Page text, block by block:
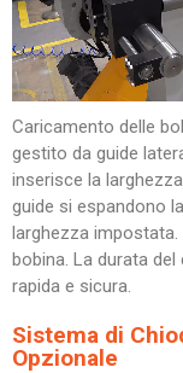
Caricamento delle
gestito da guide
inserisce la
guide si espandono
larghezza impostata.
bobina. La durata
rapida e sicura.
Sistema di
Opzionale